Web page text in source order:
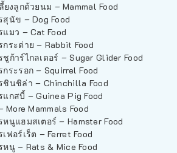
ยงลูกด้วยนม – Mammal Food
สุนัข – Dog Food
แมว – Cat Food
กระต่าย – Rabbit Food
ชูก้าร์ไกลเดอร์ – Sugar Glider Food
กระรอก – Squirrel Food
ชินชิล่า – Chinchilla Food
แกสบี้ – Guinea Pig Food
More Mammals Food
หนูแฮมสเตอร์ – Hamster Food
เฟอร์เร็ต – Ferret Food
หนู – Rats & Mice Food